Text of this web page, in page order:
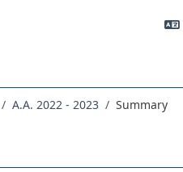
A.A. 2022 - 2023 Summary